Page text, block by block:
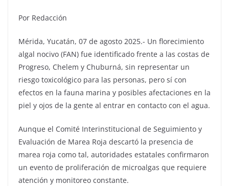
Por Redacción
Mérida, Yucatán, 07 de agosto 2025.- Un florecimiento
algal nocivo (FAN) fue identificado frente a las costas de
Progreso, Chelem y Chuburná, sin representar un
riesgo toxicológico para las personas, pero sí con
efectos en la fauna marina y posibles afectaciones en la
piel y ojos de la gente al entrar en contacto con el agua.
Aunque el Comité Interinstitucional de Seguimiento y
Evaluación de Marea Roja descartó la presencia de
marea roja como tal, autoridades estatales confirmaron
un evento de proliferación de microalgas que requiere
atención y monitoreo constante.